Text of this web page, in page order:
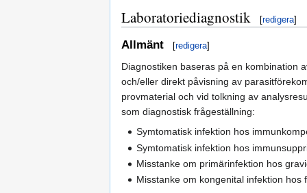
Laboratoriediagnostik [redigera]
Allmänt [redigera]
Diagnostiken baseras på en kombination
och/eller direkt påvisning av
provmaterial och vid tolkning av
som diagnostisk frågeställning:
Symtomatisk infektion hos
Symtomatisk infektion hos
Misstanke om primärinfektion hos
Misstanke om kongenital infektion